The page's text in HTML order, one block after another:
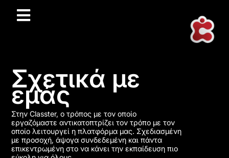
Σχετικά με
εμάς
Στην Classter, ο τρόπος με τον οποίο
εργαζόμαστε αντικατοπτρίζει τον τρόπο με τον
οποίο λειτουργεί η πλατφόρμα μας. Σχεδιασμένη
με προσοχή, άψογα συνδεδεμένη και πάντα
επικεντρωμένη στο να κάνει την εκπαίδευση πιο